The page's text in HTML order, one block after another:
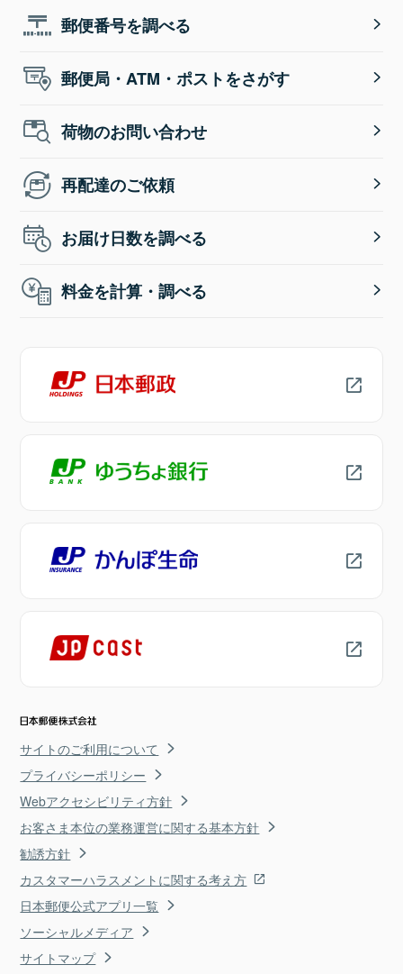
郵便番号を調べる
郵便局・ATM・ポストをさがす
荷物のお問い合わせ
再配達のご依頼
お届け日数を調べる
料金を計算・調べる
サイトのご利用について
プライバシーポリシー
Webアクセシビリティ方針
お客さま本位の業務運営に関する基本方針
勧誘方針
カスタマーハラスメントに関する考え方
日本郵便公式アプリ一覧
ソーシャルメディア
サイトマップ